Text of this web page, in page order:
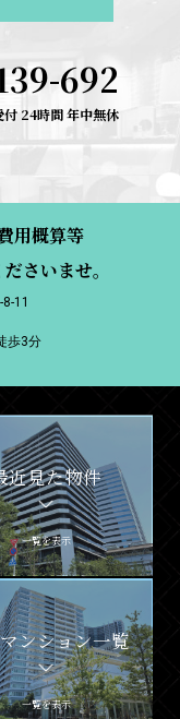
692
付 24時間 年中無休
用概算等
さいませ。
11
歩3分
近見た物件
一覧を表示
ンション一覧
一覧を表示